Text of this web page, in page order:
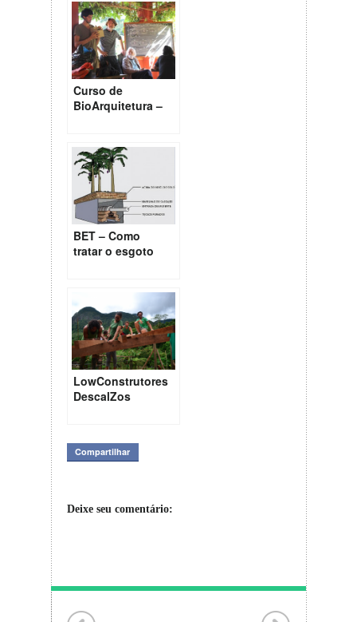
Curso de
BioArquitetura –
BET – Como
tratar o esgoto
LowConstrutores
DescalZos
Compartilhar
Deixe seu comentário: